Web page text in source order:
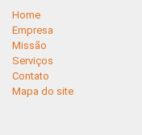
Home
Empresa
Missão
Serviços
Contato
Mapa do site